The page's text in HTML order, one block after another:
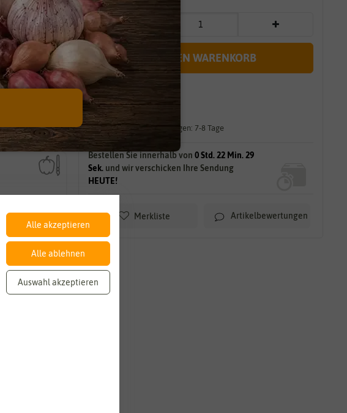
IN DEN WARENKORB
sofort lieferbar
gilt für 20
Lieferzeit für größere Mengen: 7-8 Tage
Bestellen Sie innerhalb von 0 Std. 22 Min. 28
Sek.und wir verschicken Ihre Sendung
HEUTE!
Merkliste Artikelbewertungen
Frucht, die
hat.
Alle akzeptieren
Alle ablehnen
Auswahl akzeptieren